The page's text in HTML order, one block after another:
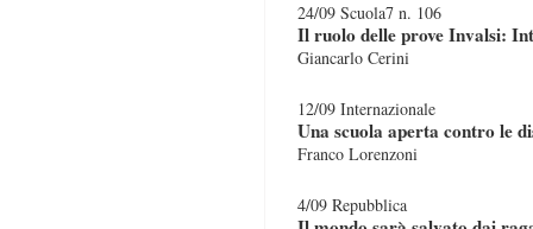
24/09 Scuola7 n. 106
Il ruolo delle prove Invalsi:
Giancarlo Cerini
12/09 Internazionale
Una scuola aperta contro le
Franco Lorenzoni
4/09 Repubblica